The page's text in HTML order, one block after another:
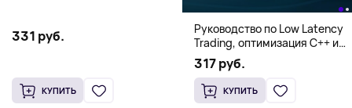
331 руб.
КУПИТЬ
Руководство по Low Latency
Trading, оптимизация C++ и
системная архитектура для
HFT
317 руб.
КУПИТЬ